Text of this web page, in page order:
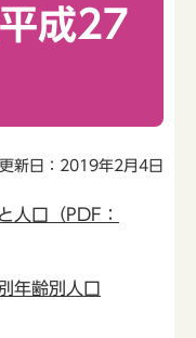
成27
更新日：2019年2月4日
口（PDF：
年齢別人口